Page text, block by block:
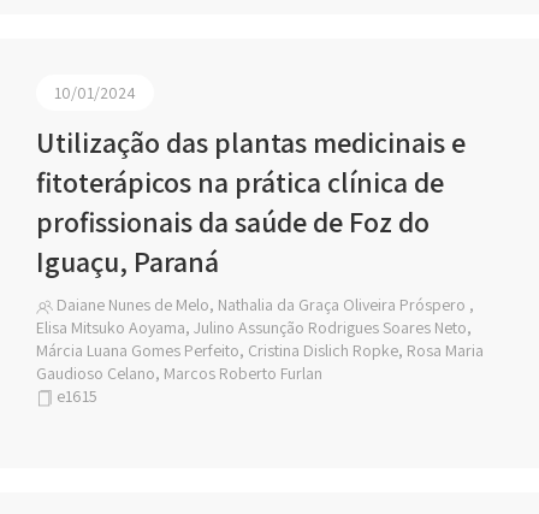
10/01/2024
Utilização das plantas medicinais e
fitoterápicos na prática clínica de
profissionais da saúde de Foz do
Iguaçu, Paraná
Daiane Nunes de Melo, Nathalia da Graça Oliveira Próspero ,
Elisa Mitsuko Aoyama, Julino Assunção Rodrigues Soares Neto,
Márcia Luana Gomes Perfeito, Cristina Dislich Ropke, Rosa Maria
Gaudioso Celano, Marcos Roberto Furlan
e1615